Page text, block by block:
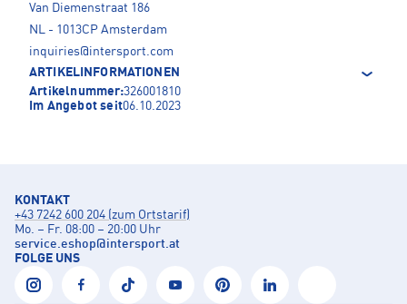
Van Diemenstraat 186
NL - 1013CP Amsterdam
inquiries@intersport.com
ARTIKELINFORMATIONEN
Artikelnummer:326001810
Im Angebot seit06.10.2023
KONTAKT
+43 7242 600 204 (zum Ortstarif)
Mo. – Fr. 08:00 – 20:00 Uhr
service.eshop@intersport.at
FOLGE UNS